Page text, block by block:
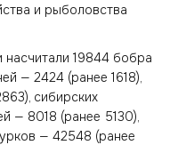
и рыболовства
19844 бобра
— 2424 (ранее 1618),
сибирских
— 8018 (ранее 5130),
— 42548 (ранее